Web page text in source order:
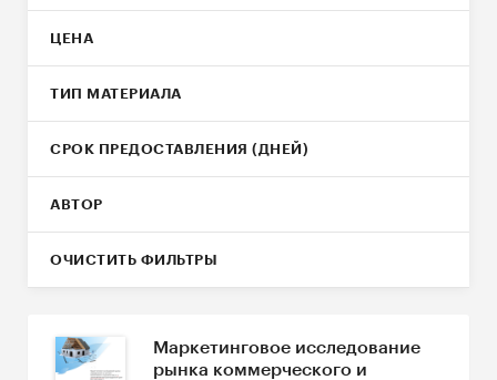
ЦЕНА
ТИП МАТЕРИАЛА
СРОК ПРЕДОСТАВЛЕНИЯ (ДНЕЙ)
АВТОР
ОЧИСТИТЬ ФИЛЬТРЫ
Маркетинговое исследование
рынка коммерческого и